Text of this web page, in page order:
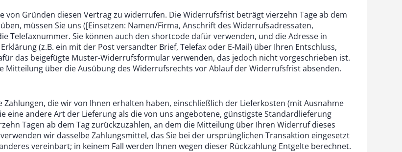
von Gründen diesen Vertrag zu widerrufen. Die Widerrufsfrist beträgt vierzehn Tage ab dem
müssen Sie uns ([Einsetzen: Namen/Firma, Anschrift des Widerrufsadressaten,
Telefaxnummer. Sie können auch den shortcode dafür verwenden, und die Adresse in
(z.B. ein mit der Post versandter Brief, Telefax oder E-Mail) über Ihren Entschluss,
das beigefügte Muster-Widerrufsformular verwenden, das jedoch nicht vorgeschrieben ist.
Mitteilung über die Ausübung des Widerrufsrechts vor Ablauf der Widerrufsfrist absenden.
die wir von Ihnen erhalten haben, einschließlich der Lieferkosten (mit Ausnahme
eine andere Art der Lieferung als die von uns angebotene, günstigste Standardlieferung
Tagen ab dem Tag zurückzuzahlen, an dem die Mitteilung über Ihren Widerruf dieses
wir dasselbe Zahlungsmittel, das Sie bei der ursprünglichen Transaktion eingesetzt
vereinbart; in keinem Fall werden Ihnen wegen dieser Rückzahlung Entgelte berechnet.